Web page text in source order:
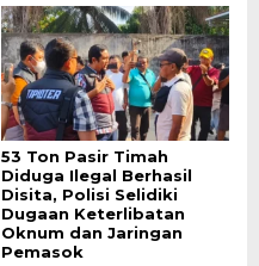
53 Ton Pasir Timah
Diduga Ilegal Berhasil
Disita, Polisi Selidiki
Dugaan Keterlibatan
Oknum dan Jaringan
Pemasok